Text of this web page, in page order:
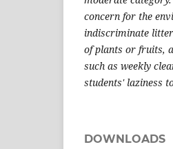
concern for the
indiscriminate
of plants or fruits,
such as weekly
students' laziness
DOWNLOADS